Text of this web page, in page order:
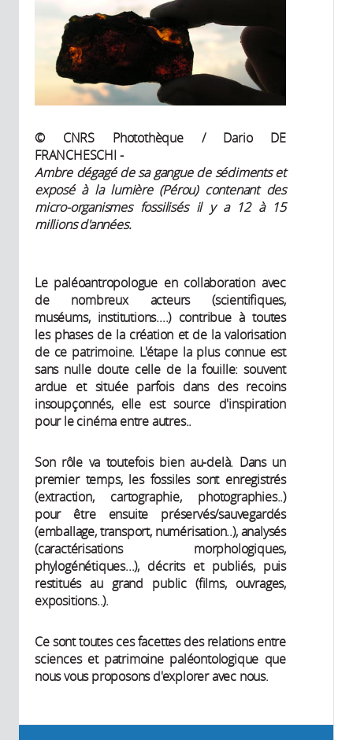
© CNRS Photothèque / Dario DE
FRANCHESCHI -
Ambre dégagé de sa gangue de sédiments et
exposé à la lumière (Pérou) contenant des
micro-organismes fossilisés il y a 12 à 15
millions d'années.
Le paléoantropologue en collaboration avec
de nombreux acteurs (scientifiques,
muséums, institutions....) contribue à toutes
les phases de la création et de la valorisation
de ce patrimoine. L'étape la plus connue est
sans nulle doute celle de la fouille: souvent
ardue et située parfois dans des recoins
insoupçonnés, elle est source d'inspiration
pour le cinéma entre autres..
Son rôle va toutefois bien au-delà. Dans un
premier temps, les fossiles sont enregistrés
(extraction, cartographie, photographies..)
pour être ensuite préservés/sauvegardés
(emballage, transport, numérisation..), analysés
(caractérisations morphologiques,
phylogénétiques...), décrits et publiés, puis
restitués au grand public (films, ouvrages,
expositions..).
Ce sont toutes ces facettes des relations entre
sciences et patrimoine paléontologique que
nous vous proposons d'explorer avec nous.